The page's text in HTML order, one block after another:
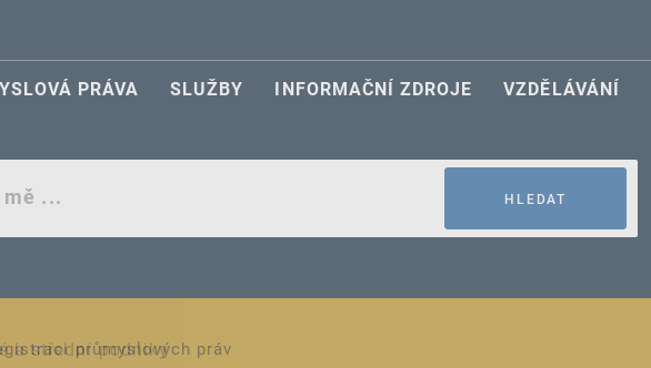
PRÁVA SLUŽBY INFORMAČNÍ ZDROJE VZDĚLÁVÁNÍ
HLEDAT
průmyslových práv
a střední podniky